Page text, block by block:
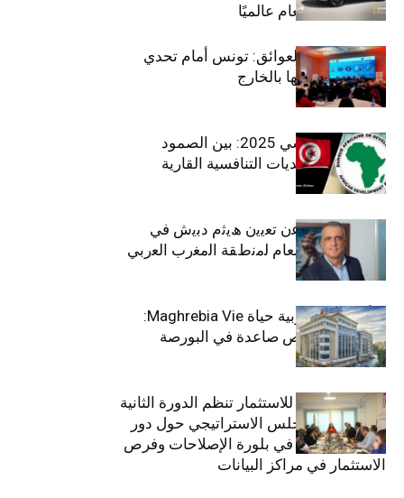
بلقب سيارة العام عالميًا
بين الطموح والعوائق: تونس أمام تحدي
استعادة كفاءاتها بالخارج
الاقتصاد التونسي 2025: بين الصمود
الاجتماعي وتحديات التنافسية القارية
ﺗﯾﺗرا ﺑﺎك ﺗﻌﻠن ﻋن ﺗﻌﯾﯾن ھﯾﺛم دﺑﯾش ﻓﻲ
ﻣﻧﺻب اﻟﻣدﯾر اﻟﻌﺎم ﻟﻣﻧطﻘﺔ اﻟﻣﻐرب اﻟﻌرﺑﻲ
وﻏرب أﻓرﯾﻘﯾﺎ
التأمينات المغربية حياة Maghrebia Vie:
فاعل رائد بفرص صاعدة في البورصة
(+34.8%)
الهيئة التونسية للاستثمار تنظم الدورة الثانية
والعشرين للمجلس الاستراتيجي حول دور
القطاع الخاص في بلورة الإصلاحات وفرص
الاستثمار في مراكز البيانات